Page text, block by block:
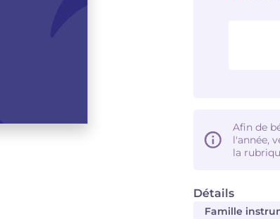
Détails
Famille
Afin de
l'année,
la